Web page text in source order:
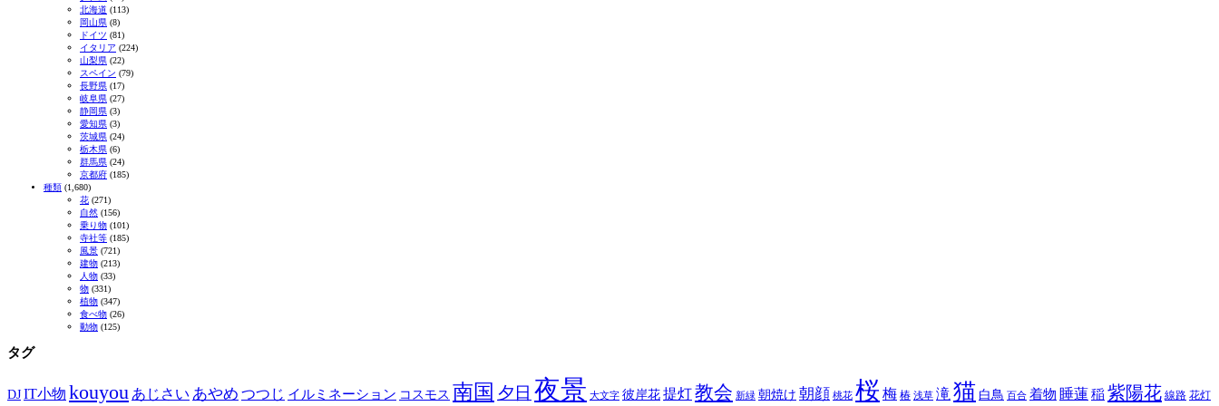
北海道 (113)
岡山県 (8)
ドイツ (81)
イタリア (224)
山梨県 (22)
スペイン (79)
長野県 (17)
岐阜県 (27)
静岡県 (3)
愛知県 (3)
茨城県 (24)
栃木県 (6)
群馬県 (24)
京都府 (185)
種類 (1,680)
花 (271)
自然 (156)
乗り物 (101)
寺社等 (185)
風景 (721)
建物 (213)
人物 (33)
物 (331)
植物 (347)
食べ物 (26)
動物 (125)
タグ
DJIT小物 kouyou あじさい あやめ つつじ イルミネーション コスモス 南国 夕日 夜景 大文字 彼岸花提灯教会 新緑 朝焼け 朝顔 桃花 桜 梅 椿 浅草 滝猫 白鳥 百合 着物 睡蓮 稲紫陽花 線路 花灯